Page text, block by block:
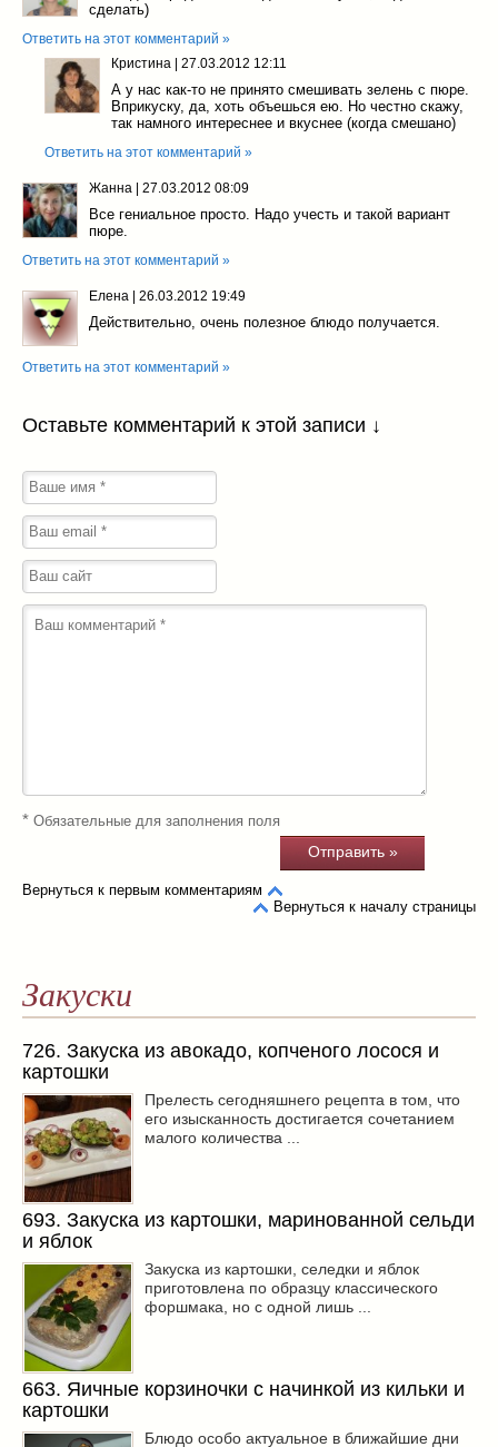
сделать)
Ответить на этот комментарий »
Кристина | 27.03.2012 12:11
А у нас как-то не принято смешивать зелень с пюре.
Вприкуску, да, хоть объешься ею. Но честно скажу,
так намного интереснее и вкуснее (когда смешано)
Ответить на этот комментарий »
Жанна | 27.03.2012 08:09
Все гениальное просто. Надо учесть и такой вариант
пюре.
Ответить на этот комментарий »
Елена | 26.03.2012 19:49
Действительно, очень полезное блюдо получается.
Ответить на этот комментарий »
Оставьте комментарий к этой записи ↓
* Обязательные для заполнения поля
Вернуться к первым комментариям
Вернуться к началу страницы
Закуски
726. Закуска из авокадо, копченого лосося и
картошки
Прелесть сегодняшнего рецепта в том, что
его изысканность достигается сочетанием
малого количества ...
693. Закуска из картошки, маринованной сельди
и яблок
Закуска из картошки, селедки и яблок
приготовлена по образцу классического
форшмака, но с одной лишь ...
663. Яичные корзиночки с начинкой из кильки и
картошки
Блюдо особо актуальное в ближайшие дни